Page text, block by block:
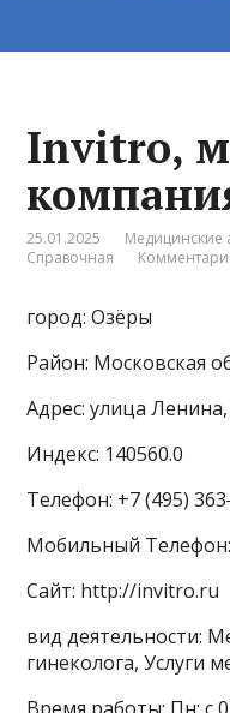
Invitro,
25.01.2025 Медицинские
Справочная
город: Озёры
Район: Московская
Адрес: улица
Индекс: 140560.0
Телефон: +7 (495)
Мобильный
Сайт: http://invitro.ru
вид деятельности:
гинеколога, Услуги